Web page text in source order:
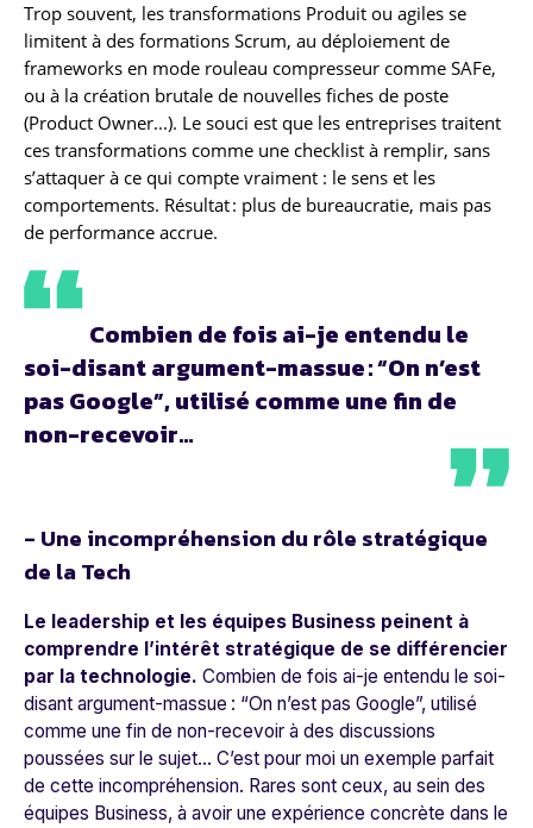
Trop souvent, les transformations Produit ou agiles se
limitent à des formations Scrum, au déploiement de
frameworks en mode rouleau compresseur comme SAFe,
ou à la création brutale de nouvelles fiches de poste
(Product Owner...). Le souci est que les entreprises traitent
ces transformations comme une checklist à remplir, sans
s’attaquer à ce qui compte vraiment : le sens et les
comportements. Résultat : plus de bureaucratie, mais pas
de performance accrue.
Combien de fois ai-je entendu le
soi-disant argument-massue : “On n’est
pas Google”, utilisé comme une fin de
non-recevoir…
- Une incompréhension du rôle stratégique
de la Tech
Le leadership et les équipes Business peinent à
comprendre l’intérêt stratégique de se différencier
par la technologie. Combien de fois ai-je entendu le soi-
disant argument-massue : “On n’est pas Google”, utilisé
comme une fin de non-recevoir à des discussions
poussées sur le sujet... C’est pour moi un exemple parfait
de cette incompréhension. Rares sont ceux, au sein des
équipes Business, à avoir une expérience concrète dans le